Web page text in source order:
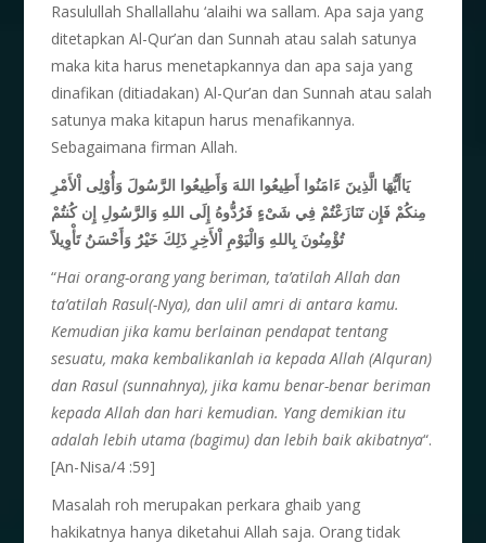
Rasulullah Shallallahu ‘alaihi wa sallam. Apa saja yang
ditetapkan Al-Qur’an dan Sunnah atau salah satunya
maka kita harus menetapkannya dan apa saja yang
dinafikan (ditiadakan) Al-Qur’an dan Sunnah atau salah
satunya maka kitapun harus menafikannya.
Sebagaimana firman Allah.
يَاأَيُّهَا الَّذِينَ ءَامَنُوا أَطِيعُوا اللهَ وَأَطِيعُوا الرَّسُولَ وَأُوْلِى اْلأَمْرِ
مِنكُمْ فَإِن تَنَازَعْتُمْ فِي شَىْءٍ فَرُدُّوهُ إِلَى اللهِ وَالرَّسُولِ إِن كُنتُمْ
تُؤْمِنُونَ بِاللهِ وَالْيَوْمِ اْلأَخِرِ ذَلِكَ خَيْرُُ وَأَحْسَنُ تَأْوِيلاً
“Hai orang-orang yang beriman, ta’atilah Allah dan
ta’atilah Rasul(-Nya), dan ulil amri di antara kamu.
Kemudian jika kamu berlainan pendapat tentang
sesuatu, maka kembalikanlah ia kepada Allah (Alquran)
dan Rasul (sunnahnya), jika kamu benar-benar beriman
kepada Allah dan hari kemudian. Yang demikian itu
adalah lebih utama (bagimu) dan lebih baik akibatnya“.
[An-Nisa/4 :59]
Masalah roh merupakan perkara ghaib yang
hakikatnya hanya diketahui Allah saja. Orang tidak